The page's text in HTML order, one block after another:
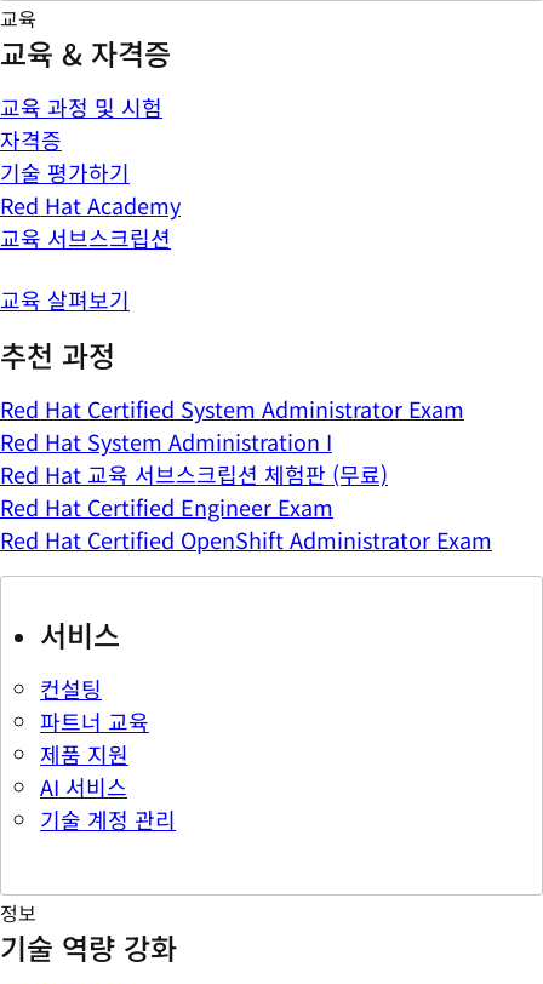
교육
교육 & 자격증
교육 과정 및 시험
자격증
기술 평가하기
Red Hat Academy
교육 서브스크립션
교육 살펴보기
추천 과정
Red Hat Certified System Administrator Exam
Red Hat System Administration I
Red Hat 교육 서브스크립션 체험판 (무료)
Red Hat Certified Engineer Exam
Red Hat Certified OpenShift Administrator Exam
서비스
컨설팅
파트너 교육
제품 지원
AI 서비스
기술 계정 관리
정보
기술 역량 강화